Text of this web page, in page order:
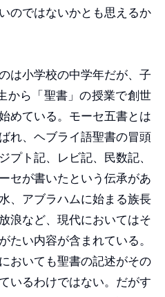
のではないかとも思えるか
は小学校の中学年だが、子
から「聖書」の授業で創世
めている。モーセ五書とは
れ、ヘブライ語聖書の冒頭
プト記、レビ記、民数記、
セが書いたという伝承があ
、アブラハムに始まる族長
浪など、現代においてはそ
たい内容が含まれている。
おいても聖書の記述がその
いるわけではない。だがす